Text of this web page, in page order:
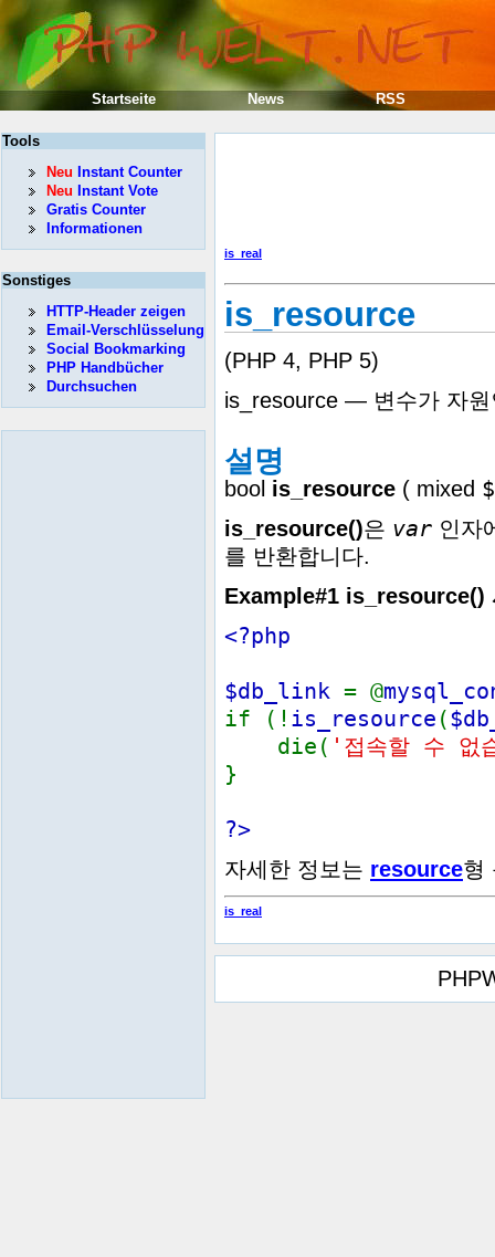
is_real
is_resource
(PHP 4, PHP 5)
is_resource — 변수가 자
설명
bool is_resource ( mixed
is_resource()은 var 인자
를 반환합니다.
Example#1 is_resource()
<?php
$db_link = @
if (! is_resource (
die( '접속할 수
}
?>
자세한 정보는 resource형
is_real
Tools
Neu Instant Counter
Neu Instant Vote
Gratis Counter
Informationen
Sonstiges
HTTP-Header zeigen
Email-Verschlüsselung
Social Bookmarking
PHP Handbücher
Durchsuchen
Startseite News RSS